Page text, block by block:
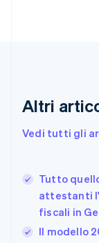
Altri
Vedi tutti gli
Tutto
attestanti
fiscali in
Il modello
English
Finlandia
Germania
Deutsch
Giappone
日本語 English